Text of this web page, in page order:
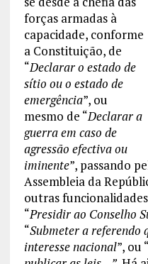
forças armadas à
capacidade, conforme
a Constituição, de
“Declarar o estado de
sítio ou o estado de
emergência”, ou
mesmo de “Declarar a
guerra em caso de
agressão efectiva ou
iminente”, passando
Assembleia da
outras
“Presidir ao Conselho
“Submeter a referendo
interesse nacional”, ou